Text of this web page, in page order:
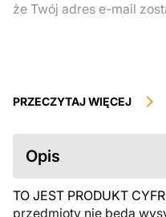
że Twój adres e-mail
podlegają zwrotowi ani
przed zakupem. Jeśli masz
skontaktuj się bezpośrednio ze
PRZECZYTAJ WIĘCEJ
Opis
TO JEST PRODUKT
przedmioty nie będą